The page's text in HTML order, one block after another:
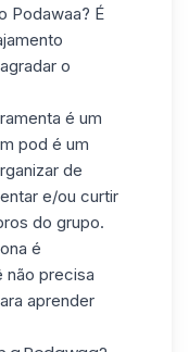
Podawaa? É
o
é um
pod é um
de
e/ou curtir
do grupo.
é
não precisa
aprender